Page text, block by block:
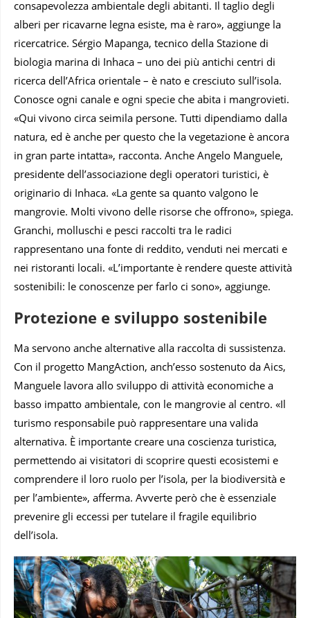
consapevolezza ambientale degli abitanti. Il taglio degli
alberi per ricavarne legna esiste, ma è raro», aggiunge la
ricercatrice. Sérgio Mapanga, tecnico della Stazione di
biologia marina di Inhaca – uno dei più antichi centri di
ricerca dell’Africa orientale – è nato e cresciuto sull’isola.
Conosce ogni canale e ogni specie che abita i mangrovieti.
«Qui vivono circa seimila persone. Tutti dipendiamo dalla
natura, ed è anche per questo che la vegetazione è ancora
in gran parte intatta», racconta. Anche Angelo Manguele,
presidente dell’associazione degli operatori turistici, è
originario di Inhaca. «La gente sa quanto valgono le
mangrovie. Molti vivono delle risorse che offrono», spiega.
Granchi, molluschi e pesci raccolti tra le radici
rappresentano una fonte di reddito, venduti nei mercati e
nei ristoranti locali. «L’importante è rendere queste attività
sostenibili: le conoscenze per farlo ci sono», aggiunge.
Protezione e sviluppo sostenibile
Ma servono anche alternative alla raccolta di sussistenza.
Con il progetto MangAction, anch’esso sostenuto da Aics,
Manguele lavora allo sviluppo di attività economiche a
basso impatto ambientale, con le mangrovie al centro. «Il
turismo responsabile può rappresentare una valida
alternativa. È importante creare una coscienza turistica,
permettendo ai visitatori di scoprire questi ecosistemi e
comprendere il loro ruolo per l’isola, per la biodiversità e
per l’ambiente», afferma. Avverte però che è essenziale
prevenire gli eccessi per tutelare il fragile equilibrio
dell’isola.